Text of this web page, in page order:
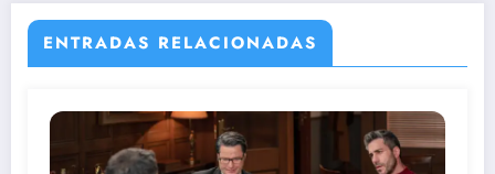
ENTRADAS RELACIONADAS